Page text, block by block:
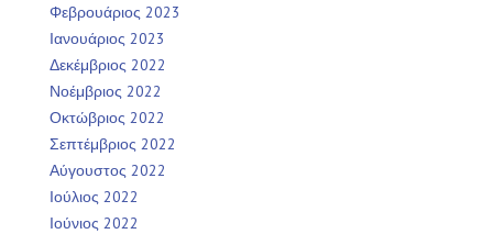
Φεβρουάριος 2023
Ιανουάριος 2023
Δεκέμβριος 2022
Νοέμβριος 2022
Οκτώβριος 2022
Σεπτέμβριος 2022
Αύγουστος 2022
Ιούλιος 2022
Ιούνιος 2022